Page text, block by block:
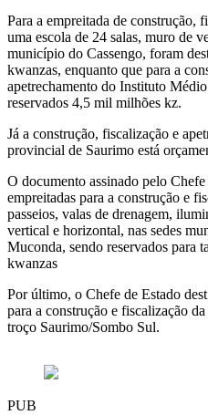
Para a empreitada de construção,
uma escola de 24 salas, muro de
município do Cassengo, foram
kwanzas, enquanto que para a
apetrechamento do Instituto
reservados 4,5 mil milhões kz.
Já a construção, fiscalização e
provincial de Saurimo está
O documento assinado pelo
empreitadas para a construção e
passeios, valas de drenagem,
vertical e horizontal, nas sedes
Muconda, sendo reservados para
kwanzas
Por último, o Chefe de Estado
para a construção e fiscalização
troço Saurimo/Sombo Sul.
PUB